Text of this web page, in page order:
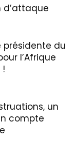
d’attaque
présidente du
l’Afrique
un
compte